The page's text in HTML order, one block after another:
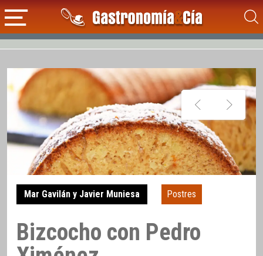
Mar Gavilán y Javier Muniesa Postres
Bizcocho con Pedro